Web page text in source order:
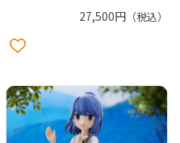
27,500円 （税込）